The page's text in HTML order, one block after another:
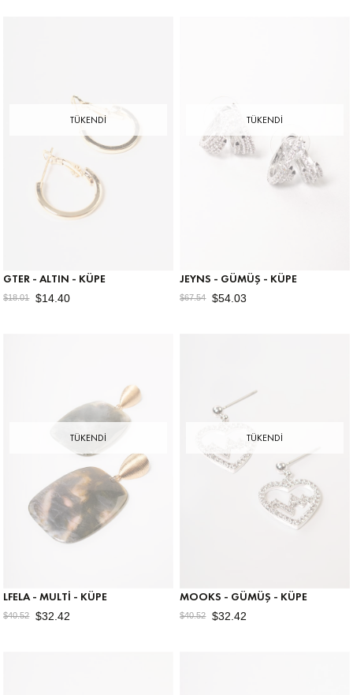
TÜKENDI
GTER - ALTIN - KÜPE
$14.40
$18.01
TÜKENDI
JEYNS - GÜMÜŞ - KÜPE
$54.03
$67.54
TÜKENDI
LFELA - MULTI - KÜPE
$32.42
$40.52
TÜKENDI
MOOKS - GÜMÜŞ - KÜPE
$32.42
$40.52